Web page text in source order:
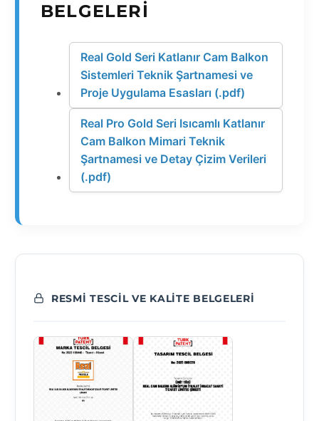
BELGELERI
Real Gold Seri Katlanır Cam Balkon
Sistemleri Teknik Şartnamesi ve
Proje Uygulama Esasları (.pdf)
Real Pro Gold Seri Isıcamlı Katlanır
Cam Balkon Mimari Teknik
Şartnamesi ve Detay Çizim Verileri
(.pdf)
RESMI TESCIL VE KALITE BELGELERI